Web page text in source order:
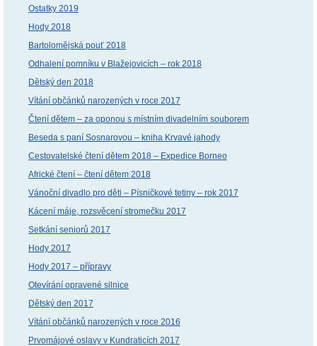
Ostatky 2019
Hody 2018
Bartolomějská pouť 2018
Odhalení pomníku v Blažejovicích – rok 2018
Dětský den 2018
Vítání občánků narozených v roce 2017
Čtení dětem – za oponou s místním divadelním souborem
Beseda s paní Sosnarovou – kniha Krvavé jahody
Cestovatelské čtení dětem 2018 – Expedice Borneo
Africké čtení – čtení dětem 2018
Vánoční divadlo pro děti – Písničkové tetiny – rok 2017
Kácení máje, rozsvěcení stromečku 2017
Setkání seniorů 2017
Hody 2017
Hody 2017 – přípravy
Otevírání opravené silnice
Dětský den 2017
Vítání občánků narozených v roce 2016
Prvomájové oslavy v Kundraticích 2017